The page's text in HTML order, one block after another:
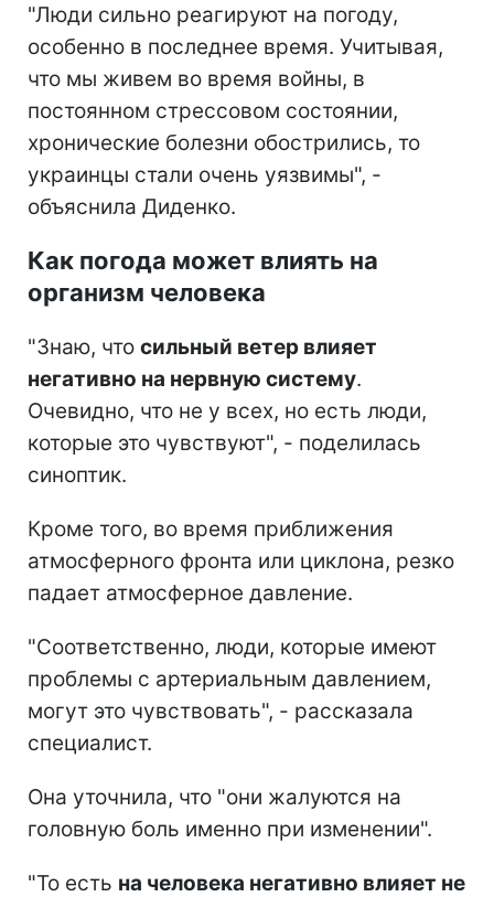
"Люди сильно реагируют на погоду,
особенно в последнее время. Учитывая,
что мы живем во время войны, в
постоянном стрессовом состоянии,
хронические болезни обострились, то
украинцы стали очень уязвимы", -
объяснила Диденко.
Как погода может влиять на
организм человека
"Знаю, что сильный ветер влияет
негативно на нервную систему.
Очевидно, что не у всех, но есть люди,
которые это чувствуют", - поделилась
синоптик.
Кроме того, во время приближения
атмосферного фронта или циклона, резко
падает атмосферное давление.
"Соответственно, люди, которые имеют
проблемы с артериальным давлением,
могут это чувствовать", - рассказала
специалист.
Она уточнила, что "они жалуются на
головную боль именно при изменении".
"То есть на человека негативно влияет не